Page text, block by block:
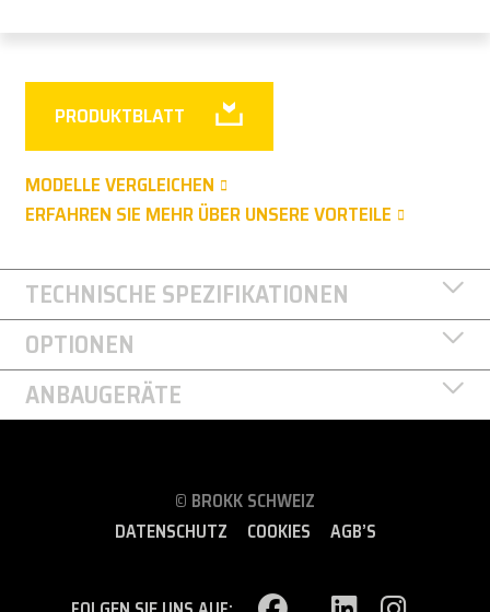
PRODUKTBLATT
MODELLE VERGLEICHEN
ERFAHREN SIE MEHR ÜBER UNSERE VORTEILE
TECHNISCHE SPEZIFIKATIONEN
OPTIONEN
ANBAUGERÄTE
© BROKK SCHWEIZ
DATENSCHUTZ
COOKIES AGB’S